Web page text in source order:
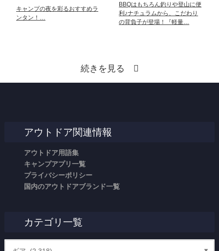
キャンプの夜を彩るおすすめラ
ンタン！…
BBQはもちろん釣りや登山に便
利♪ナチュラムから、こだわり
の背負子が登場！『軽量…
続きを見る
アウトドア関連情報
アウトドア用語集
キャンプアプリ一覧
プライバシーポリシー
国内のアウトドアブランド一覧
カテゴリ一覧